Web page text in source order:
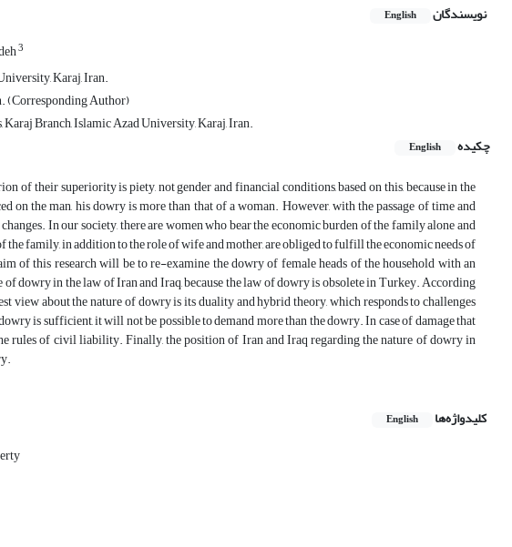
نویسندگان English
3
Karaj, Iran.
(Corresponding Author)
Branch, Islamic Azad University, Karaj, Iran.
چکیده
English
of their superiority is piety, not gender and financial conditions, based on this, because in the
the man, his dowry is more than that of a woman. However, with the passage of time and
In our society, there are women who bear the economic burden of the family alone and
the family, in addition to the role of wife and mother, are obliged to fulfill the economic needs of
of this research will be to re-examine the dowry of female heads of the household with an
dowry in the law of Iran and Iraq, because the law of dowry is obsolete in Turkey. According
view about the nature of dowry is its duality and hybrid theory, which responds to challenges
is sufficient, it will not be possible to demand more than the dowry. In case of damage that
rules of civil liability. Finally, the position of Iran and Iraq regarding the nature of dowry in
کلیدواژه‌ها English